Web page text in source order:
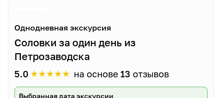
Однодневная экскурсия
Соловки за один день из
Петрозаводска
5.0 ★★★★★ на основе 13 отзывов
Выбранная дата экскурсии